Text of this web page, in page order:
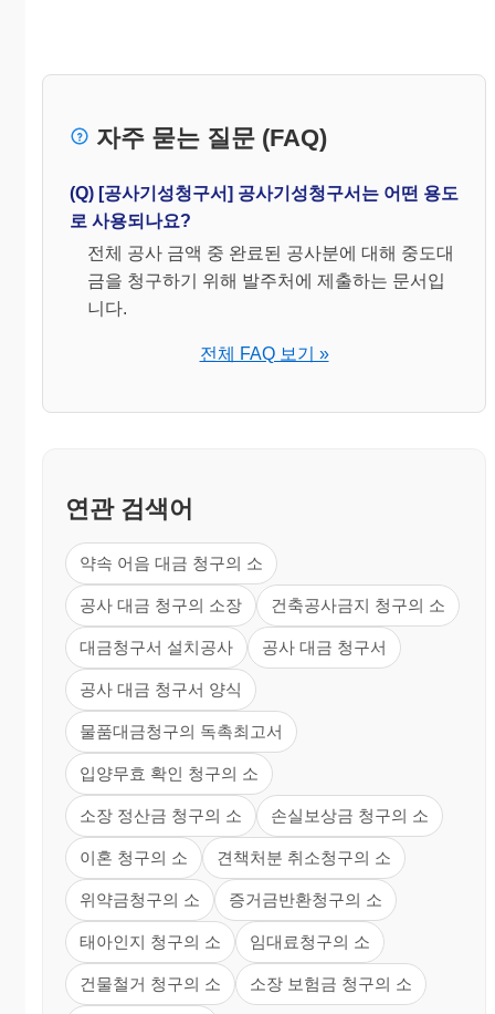
자주 묻는 질문 (FAQ)
(Q) [공사기성청구서] 공사기성청구서는 어떤 용도
로 사용되나요?
전체 공사 금액 중 완료된 공사분에 대해 중도대
금을 청구하기 위해 발주처에 제출하는 문서입
니다.
전체 FAQ 보기 »
연관 검색어
약속 어음 대금 청구의 소
공사 대금 청구의 소장 건축공사금지 청구의 소
대금청구서 설치공사 공사 대금 청구서
공사 대금 청구서 양식
물품대금청구의 독촉최고서
입양무효 확인 청구의 소
소장 정산금 청구의 소 손실보상금 청구의 소
이혼 청구의 소 견책처분 취소청구의 소
위약금청구의 소 증거금반환청구의 소
태아인지 청구의 소 임대료청구의 소
건물철거 청구의 소 소장 보험금 청구의 소